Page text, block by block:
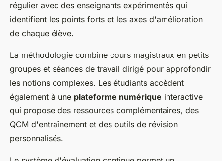
régulier avec des enseignants expérimentés qui
identifient les points forts et les axes d'amélioration
de chaque élève.
La méthodologie combine cours magistraux en petits
groupes et séances de travail dirigé pour approfondir
les notions complexes. Les étudiants accèdent
également à une plateforme numérique interactive
qui propose des ressources complémentaires, des
QCM d'entraînement et des outils de révision
personnalisés.